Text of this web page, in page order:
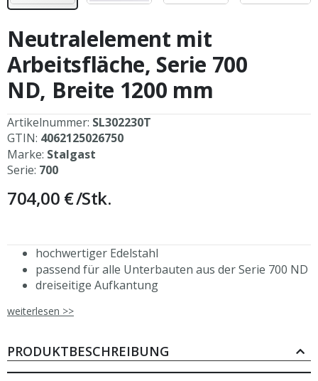
Anfang
der
Bildergalerie
springen
Neutralelement mit
Arbeitsfläche, Serie 700
ND, Breite 1200 mm
Artikelnummer: SL302230T
GTIN: 4062125026750
Marke: Stalgast
Serie: 700
704,00 €/Stk.
hochwertiger Edelstahl
passend für alle Unterbauten aus der Serie 700 ND
dreiseitige Aufkantung
hygienisch
Kamin optional erhältlich
ressourcenschonende Produktion
weiterlesen >>
PRODUKTBESCHREIBUNG